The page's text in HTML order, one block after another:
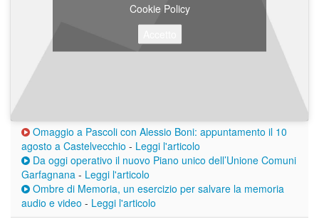
Cookie Policy
Omaggio a Pascoli con Alessio Boni: appuntamento il 10
agosto a Castelvecchio - Leggi l'articolo
Da oggi operativo il nuovo Piano unico dell’Unione Comuni
Garfagnana - Leggi l'articolo
Ombre di Memoria, un esercizio per salvare la memoria
audio e video - Leggi l'articolo